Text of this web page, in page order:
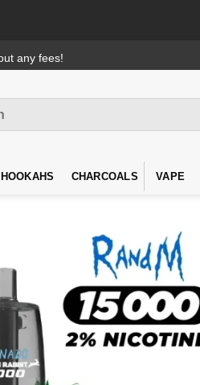
any fees!
HOOKAHS CHARCOALS VAPE